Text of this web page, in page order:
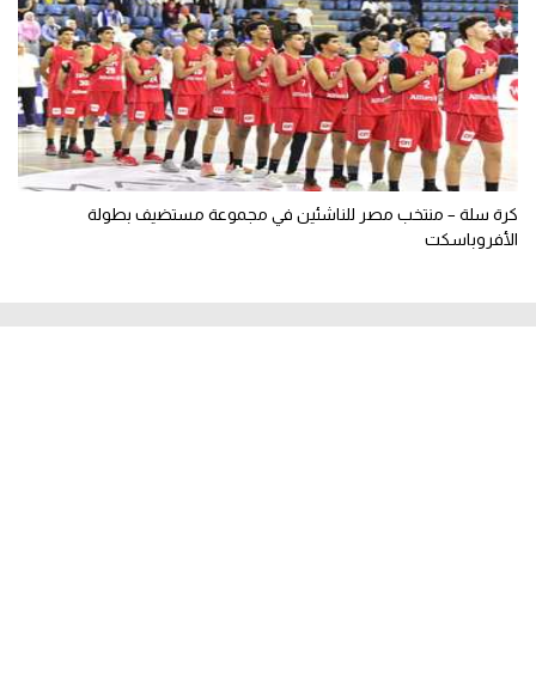
كرة سلة – منتخب مصر للناشئين في مجموعة مستضيف بطولة
الأفروباسكت